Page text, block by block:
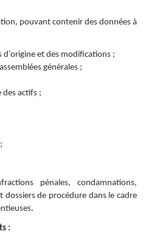
pouvant contenir des données à
et des modifications ;
générales ;
des actifs ;
pénales, condamnations,
dossiers de procédure dans le cadre
: